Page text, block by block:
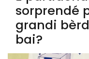
sorprendé
grandi
bai?